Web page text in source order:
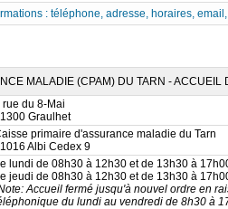
: téléphone, adresse, horaires,
MALADIE (CPAM) DU TARN - ACCUEIL
rue du 8-Mai
Graulhet
primaire d'assurance maladie du Tarn
Albi Cedex 9
lundi de 08h30 à 12h30 et de 13h30 à
jeudi de 08h30 à 12h30 et de 13h30 à
Accueil fermé jusqu'à nouvel ordre en
du lundi au vendredi de 8h30 à